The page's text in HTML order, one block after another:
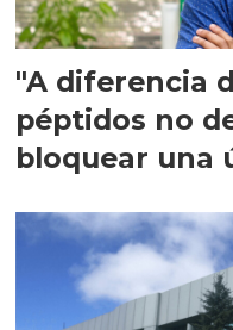
"A diferencia
péptidos no
bloquear una